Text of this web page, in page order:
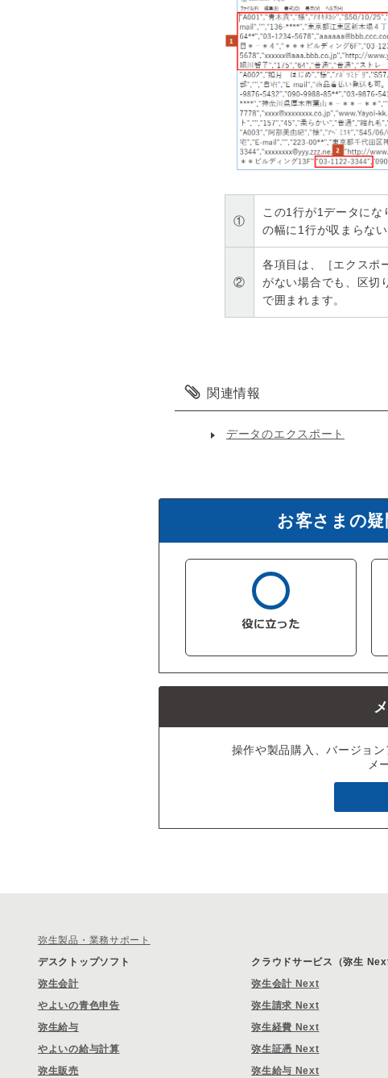
①
この1行が1データに
の幅に1行が収まらな
②
各項目は、［エクスポ
がない場合でも、区切
で囲まれます。
関連情報
データのエクスポート
お客さまの
操作や製品購入、バージョ
メ
弥生製品・業務サポート
デスクトップソフト
弥生会計
やよいの青色申告
弥生給与
やよいの給与計算
弥生販売
クラウドサービス（弥生 Next
弥生会計 Next
弥生請求 Next
弥生経費 Next
弥生証憑 Next
弥生給与 Next